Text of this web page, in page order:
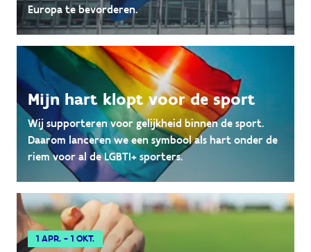
Europa te bevorderen.
Mijn hart klopt voor de sport
Wij supporteren voor gelijkheid binnen de sport.
Daarom lanceren we een symbool als hart onder de
riem voor al de LGBTI+ sporters.
1 APR. - 1 OKT.